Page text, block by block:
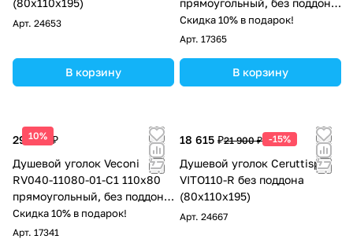
Арт. 24653
В корзину
прозрачное стекло, чёрный
матовый
Скидка 10% в подарок!
Арт. 17365
В корзину
10%
29 746 ₽
Душевой уголок Veconi
RV040-11080-01-C1 110х80
прямоугольный, без поддона,
прозрачное стекло, хром
Скидка 10% в подарок!
Арт. 17341
18 615 ₽21 900 ₽ -15%
Душевой уголок Ceruttispa
VITO110-R без поддона
(80x110x195)
Арт. 24667